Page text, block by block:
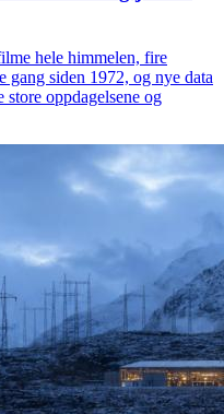
hele himmelen, fire
gang siden 1972, og nye data
oppdagelsene og